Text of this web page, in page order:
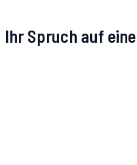
Ihr Spruch auf